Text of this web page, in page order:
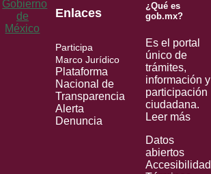
Enlaces
Participa
Marco Jurídico
Plataforma
Nacional de
Transparencia
Alerta
Denuncia
¿Qué es
gob.mx?
Es el portal
único de
trámites,
información y
participación
ciudadana.
Leer más
Datos
abiertos
Accesibilidad